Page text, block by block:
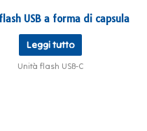
USB a forma di capsula
Leggi tutto
Unità flash USB-C